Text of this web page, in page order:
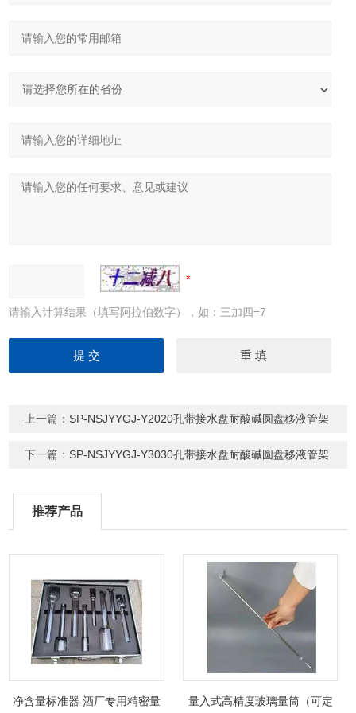
请输入计算结果（填写阿拉伯数字），如：三加四=7
上一篇： SP-NSJYYGJ-Y2020孔带接水盘耐酸碱圆盘移液管架
下一篇： SP-NSJYYGJ-Y3030孔带接水盘耐酸碱圆盘移液管架
推荐产品
净含量标准器 酒厂专用精密量 量入式高精度玻璃量筒（可定